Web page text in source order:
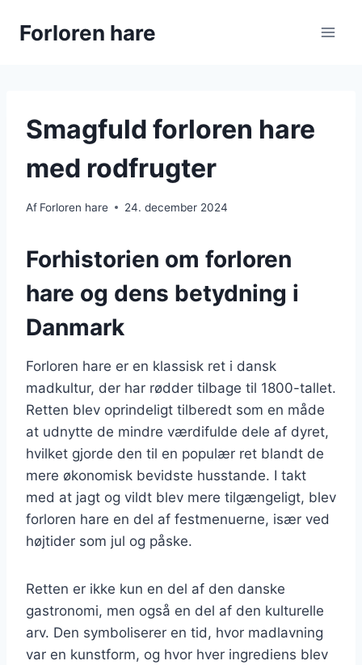
Forloren hare
Smagfuld forloren hare
med rodfrugter
Af Forloren hare 24. december 2024
Forhistorien om forloren
hare og dens betydning i
Danmark
Forloren hare er en klassisk ret i dansk
madkultur, der har rødder tilbage til 1800-tallet.
Retten blev oprindeligt tilberedt som en måde
at udnytte de mindre værdifulde dele af dyret,
hvilket gjorde den til en populær ret blandt de
mere økonomisk bevidste husstande. I takt
med at jagt og vildt blev mere tilgængeligt, blev
forloren hare en del af festmenuerne, især ved
højtider som jul og påske.
Retten er ikke kun en del af den danske
gastronomi, men også en del af den kulturelle
arv. Den symboliserer en tid, hvor madlavning
var en kunstform, og hvor hver ingrediens blev